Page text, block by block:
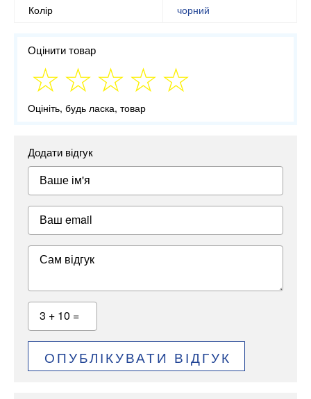
Колір
чорний
Оцінити товар
Оцініть, будь ласка, товар
Додати відгук
Ваше ім'я
Ваш email
Сам відгук
3 + 10 =
ОПУБЛІКУВАТИ ВІДГУК